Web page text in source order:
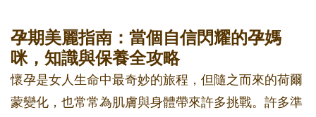
孕期美麗指南：當個自信閃耀的孕媽
咪，知識與保養全攻略
懷孕是女人生命中最奇妙的旅程，但隨之而來的荷爾
蒙變化，也常常為肌膚與身體帶來許多挑戰。許多準